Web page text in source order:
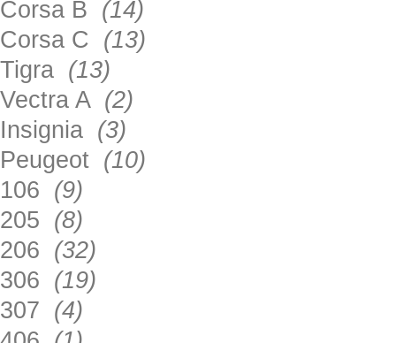
Corsa B (14)
Corsa C (13)
Tigra (13)
Vectra A (2)
Insignia (3)
Peugeot (10)
106 (9)
205 (8)
206 (32)
306 (19)
307 (4)